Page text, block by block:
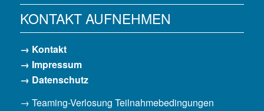
KONTAKT AUFNEHMEN
→ Kontakt
→ Impressum
→ Datenschutz
→ Teaming-Verlosung Teilnahmebedingungen